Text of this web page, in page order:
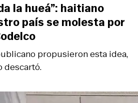
propusieron esta idea,
descartó.
la hueá”: haitiano
país se molesta por